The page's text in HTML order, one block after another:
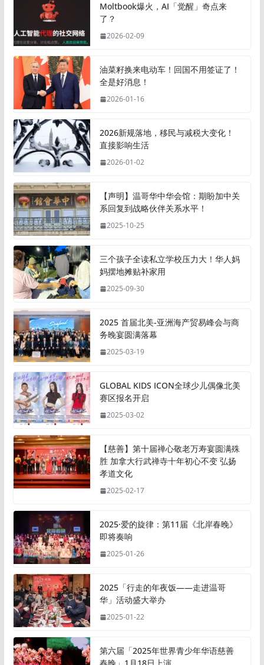
Moltbook爆火，AI「觉醒」奇点来
了？
2026-02-09
油菜籽换来电动车！回国不用签证了！
全是好消息！
2026-01-16
2026新规落地，移民与减税大变化！
直接影响生活
2026-01-02
【声明】温哥华中华会馆：期盼加中关
系回复到战略伙伴关系水平！
2025-10-25
三个孩子全读私立学校压力大！华人妈
妈摆地摊贴补家用
2025-09-30
2025 首届北美-亚洲海产贸易峰会与商
务晚宴圆满落幕
2025-03-19
GLOBAL KIDS ICON全球少儿偶像北美
赛区报名开启
2025-03-02
【慈善】第十届禅心敬老万寿宴圆满殊
胜 加拿大行武禅寺十年初心不变 弘扬
孝道文化
2025-02-17
2025·爱的旋律：第11届《北岸春晚》
即将奏响
2025-01-26
2025「行走的年夜饭——走进温哥
华」活动盛大举办
2025-01-22
第六届「2025年世界青少年华语慈善